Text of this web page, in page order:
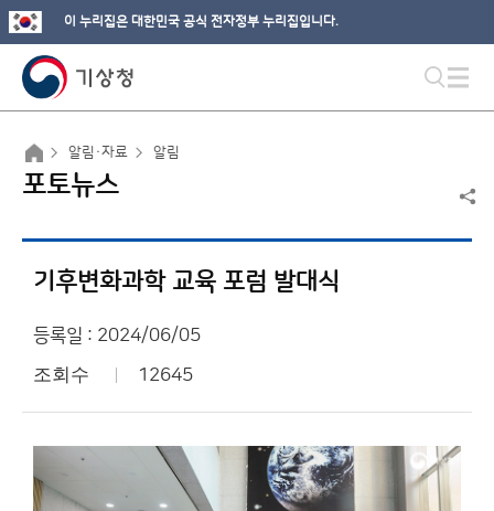
이 누리집은 대한민국 공식 전자정부 누리집입니다.
알림·자료 알림
포토뉴스
기후변화과학 교육 포럼 발대식
등록일 : 2024/06/05
조회수 12645